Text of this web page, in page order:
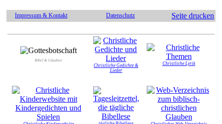
Impressum & Kontakt Datenschutz Seite drucken
Bibel & Glauben
Christliche Gedichte &
Lieder
Christliche Lyrik